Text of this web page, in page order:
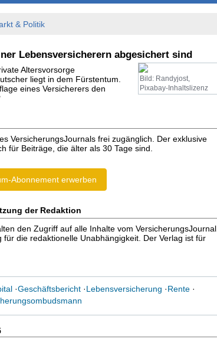
& Politik
Lebensversicherern abgesichert sind
Bild: Randyjost,
Pixabay-Inhaltslizenz
Altersvorsorge
liegt in dem Fürstentum.
eines Versicherers den
VersicherungsJournals frei zugänglich. Der exklusive
für Beiträge, die älter als 30 Tage sind.
Abonnement erwerben
der Redaktion
den Zugriff auf alle Inhalte vom VersicherungsJournal.
die redaktionelle Unabhängigkeit. Der Verlag ist für
·Geschäftsbericht·Lebensversicherung ·Rente·